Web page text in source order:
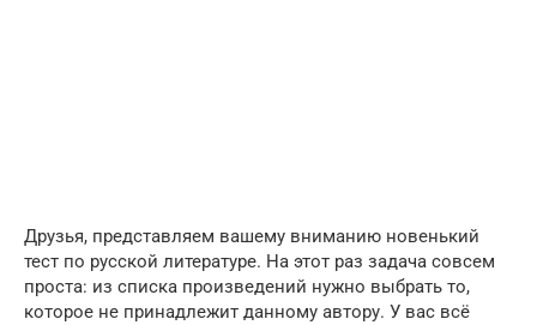
Друзья, представляем вашему вниманию новенький
тест по русской литературе. На этот раз задача совсем
проста: из списка произведений нужно выбрать то,
которое не принадлежит данному автору. У вас всё